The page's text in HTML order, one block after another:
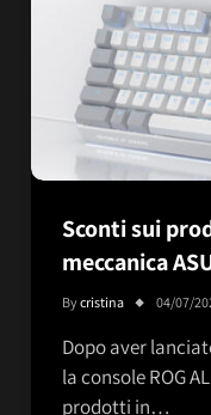
Sconti sui
meccanica
Bycristina 04/07/
Dopo aver
la console ROG
prodotti in…